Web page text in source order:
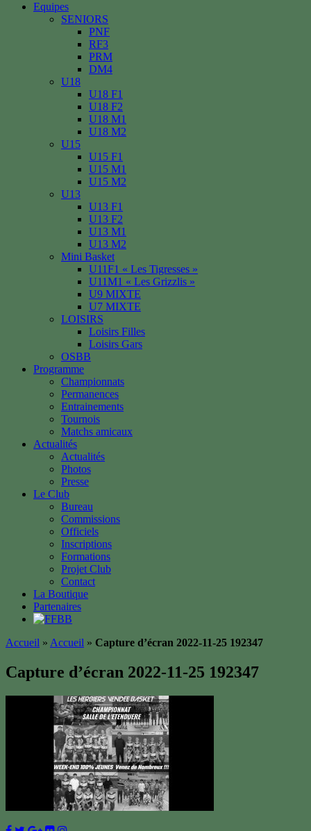
Equipes
SENIORS
PNF
RF3
PRM
DM4
U18
U18 F1
U18 F2
U18 M1
U18 M2
U15
U15 F1
U15 M1
U15 M2
U13
U13 F1
U13 F2
U13 M1
U13 M2
Mini Basket
U11F1 « Les Tigresses »
U11M1 « Les Grizzlis »
U9 MIXTE
U7 MIXTE
LOISIRS
Loisirs Filles
Loisirs Gars
OSBB
Programme
Championnats
Permanences
Entrainements
Tournois
Matchs amicaux
Actualités
Actualités
Photos
Presse
Le Club
Bureau
Commissions
Officiels
Inscriptions
Formations
Projet Club
Contact
La Boutique
Partenaires
Accueil » Accueil » Capture d’écran 2022-11-25 192347
Capture d’écran 2022-11-25 192347